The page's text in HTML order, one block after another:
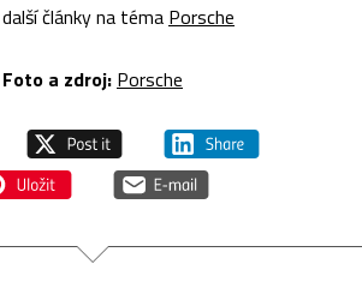
články na téma Porsche
Foto a zdroj: Porsche